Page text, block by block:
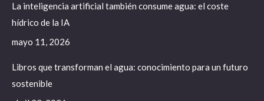
La inteligencia artificial también consume agua: el coste
hídrico de la IA
mayo 11, 2026
Libros que transforman el agua: conocimiento para un futuro
sostenible